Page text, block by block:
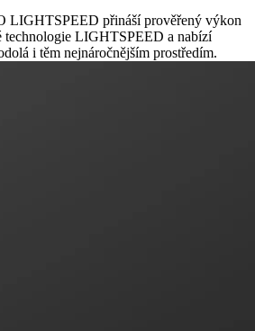
LIGHTSPEED přináší prověřený výkon
technologie LIGHTSPEED a nabízí
i těm nejnáročnějším prostředím.